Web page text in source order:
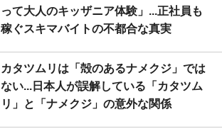
って大人のキッザニア体験」...正社員も
稼ぐスキマバイトの不都合な真実
カタツムリは「殻のあるナメクジ」では
ない...日本人が誤解している「カタツム
リ」と「ナメクジ」の意外な関係